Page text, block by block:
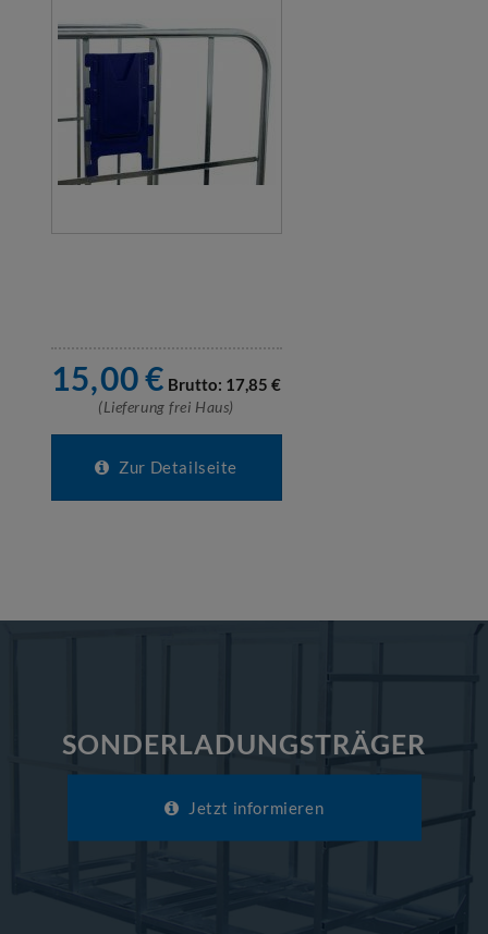
15,00€ Brutto: 17,85 €
(Lieferung frei Haus)
Zur Detailseite
SONDERLADUNGSTRÄGER
Jetzt informieren